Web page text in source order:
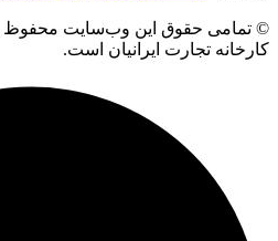
© تمامی حقوق این وب‌سایت محفوظ
کارخانه تجارت ایرانیان است.